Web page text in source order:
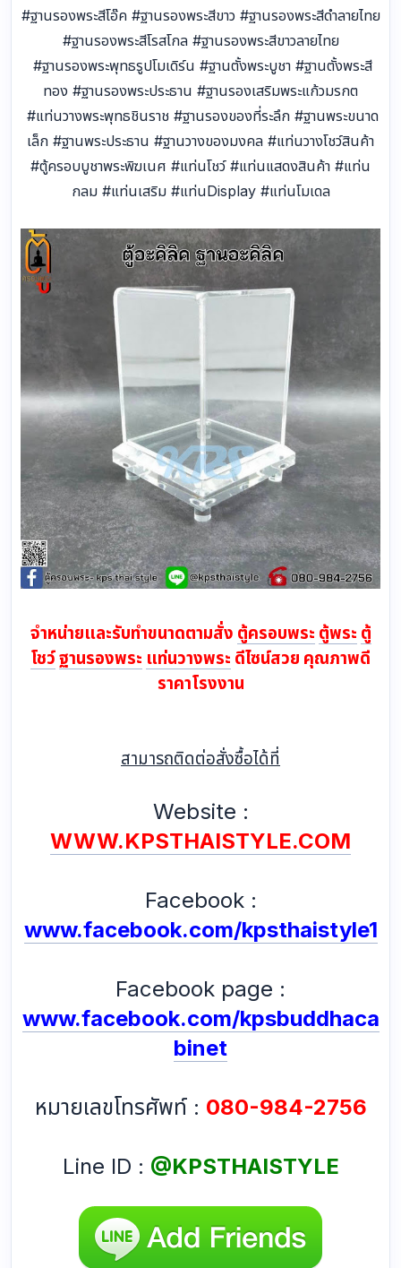
#ฐานรองพระสีโอ๊ค #ฐานรองพระสีขาว #ฐานรองพระสีดำลายไทย
#ฐานรองพระสีโรสโกล #ฐานรองพระสีขาวลายไทย
#ฐานรองพระพุทธรูปโมเดิร์น #ฐานตั้งพระบูชา #ฐานตั้งพระสี
ทอง #ฐานรองพระประธาน #ฐานรองเสริมพระแก้วมรกต
#แท่นวางพระพุทธชินราช #ฐานรองของที่ระลึก #ฐานพระขนาด
เล็ก #ฐานพระประธาน #ฐานวางของมงคล #แท่นวางโชว์สินค้า
#ตู้ครอบบูชาพระพิฆเนศ #แท่นโชว์ #แท่นแสดงสินค้า #แท่น
กลม #แท่นเสริม #แท่นDisplay #แท่นโมเดล
จำหน่ายและรับทำขนาดตามสั่ง ตู้ครอบพระ ตู้พระ ตู้
โชว์ฐานรองพระ แท่นวางพระ ดีไซน์สวย คุณภาพดี
ราคาโรงงาน
สามารถติดต่อสั่งซื้อได้ที่
Website :
WWW.KPSTHAISTYLE.COM
Facebook :
www.facebook.com/kpsthaistyle1
Facebook page :
www.facebook.com/kpsbuddhaca
binet
หมายเลขโทรศัพท์ : 080-984-2756
Line ID : @KPSTHAISTYLE